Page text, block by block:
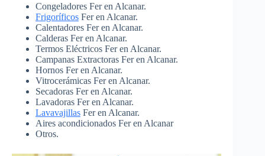
Congeladores Fer en Alcanar.
Frigoríficos Fer en Alcanar.
Calentadores Fer en Alcanar.
Calderas Fer en Alcanar.
Termos Eléctricos Fer en Alcanar.
Campanas Extractoras Fer en Alcanar.
Hornos Fer en Alcanar.
Vitrocerámicas Fer en Alcanar.
Secadoras Fer en Alcanar.
Lavadoras Fer en Alcanar.
Lavavajillas Fer en Alcanar.
Aires acondicionados Fer en Alcanar
Otros.